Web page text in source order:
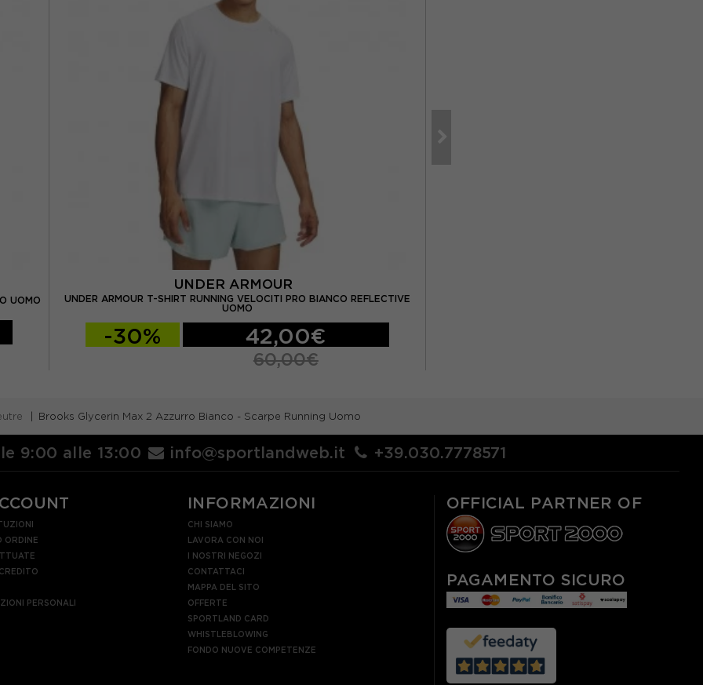
UOMO
UNDER ARMOUR
UNDER ARMOUR T-SHIRT RUNNING VELOCITI PRO BIANCO REFLECTIVE
UOMO
-30% 42,00€
60,00€
Brooks Glycerin Max 2 Azzurro Bianco - Scarpe Running Uomo
9:00 alle 13:00 info@sportlandweb.it +39.030.7778571
ORDINE
PERSONALI
INFORMAZIONI
CHI SIAMO
LAVORA CON NOI
I NOSTRI NEGOZI
CONTATTACI
MAPPA DEL SITO
OFFERTE
SPORTLAND CARD
WHISTLEBLOWING
FONDO NUOVE COMPETENZE
OFFICIAL PARTNER OF
PAGAMENTO SICURO